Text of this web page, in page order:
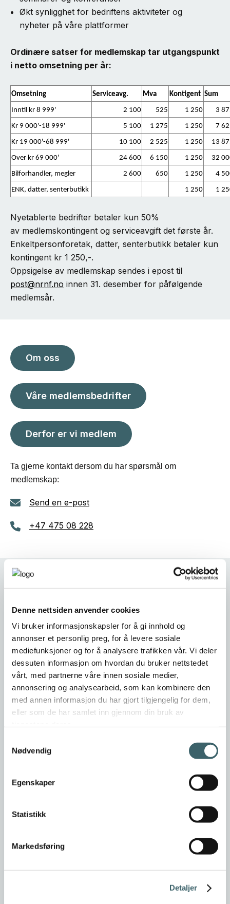
Denne nettsiden anvender cookies
Vi bruker informasjonskapsler for å gi innhold og
annonser et personlig preg, for å levere sosiale
mediefunksjoner og for å analysere trafikken vår. Vi deler
dessuten informasjon om hvordan du bruker nettstedet
vårt, med partnerne våre innen sosiale medier,
annonsering og analysearbeid, som kan kombinere den
med annen informasjon du har gjort tilgjengelig for dem,
eller som de har samlet inn gjennom din bruk av
Nødvendig
Egenskaper
Statistikk
Markedsføring
Detaljer
Økt synligghet for bedriftens aktiviteter og
nyheter på våre plattformer
Ordinære satser for medlemskap tar utgangspunkt
i netto omsetning per år:
Omsetning Serviceavg. Mva Kontigent Sum
Inntil kr 8 999' 2 100 525 1 250 3
Kr 9 000'-18 999' 5 100 1 275 1 250 7
Kr 19 000'-68 999' 10 100 2 525 1 250 13
Over kr 69 000' 24 600 6 150 1 250 32
Bilforhandler, megler 2 600 650 1 250 4
ENK, datter, senterbutikk 1 250 1
Nyetablerte bedrifter betaler kun 50%
av medlemskontingent og serviceavgift det første år.
Enkeltpersonforetak, datter, senterbutikk betaler kun
kontingent kr 1 250,-.
Oppsigelse av medlemskap sendes i epost til
post@nrnf.no innen 31. desember for påfølgende
medlemsår.
Om oss
Våre medlemsbedrifter
Derfor er vi medlem
Ta gjerne kontakt dersom du har spørsmål om
medlemskap:
Send en e-post
+47 475 08 228
Register medlemskap
Firmanavn
Orgnr.
E-post for faktura *
*
Kontaktperson